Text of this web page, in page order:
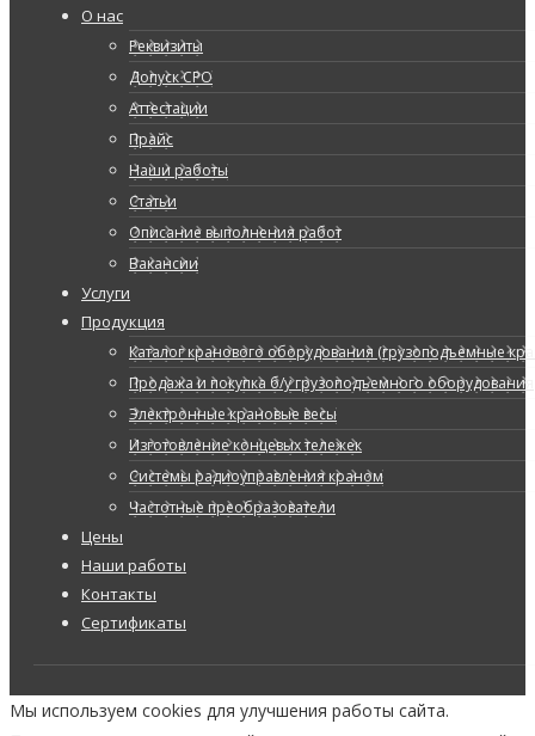
О нас
Реквизиты
Допуск СРО
Аттестации
Прайс
Наши работы
Статьи
Описание выполнения работ
Вакансии
Услуги
Продукция
Каталог кранового оборудования (грузоподъемные
Продажа и покупка б/у грузоподъемного оборудования
Электронные крановые весы
Изготовление концевых тележек
Системы радиоуправления краном
Частотные преобразователи
Цены
Наши работы
Контакты
Сертификаты
Мы используем cookies для улучшения работы сайта.